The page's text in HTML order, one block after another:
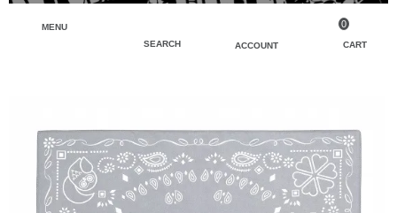
MENU
SEARCH
ACCOUNT CART
0
Tシャツ・シャツ
パーカー・スウェット・ブルゾン
ログイン